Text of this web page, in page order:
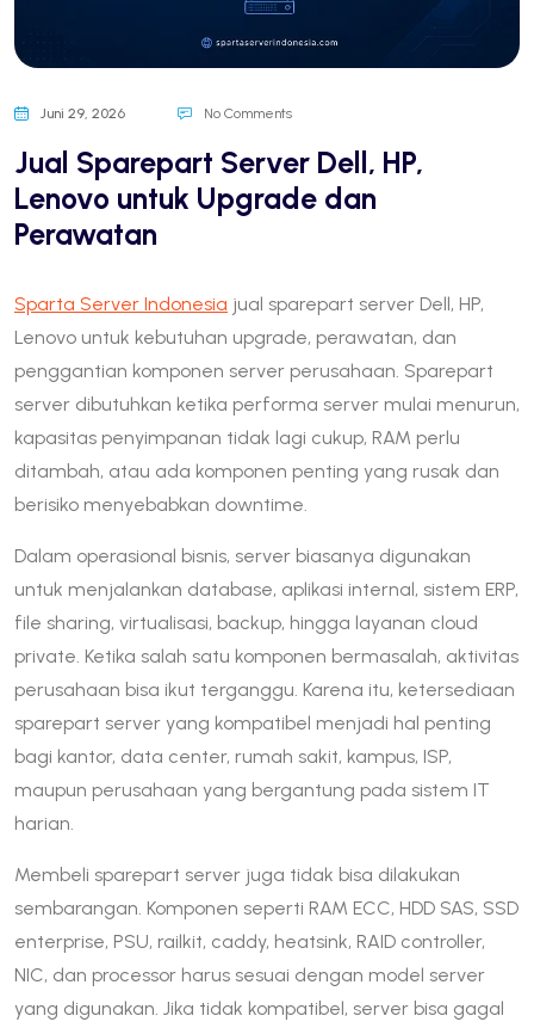
Juni 29, 2026 No Comments
Jual Sparepart Server Dell, HP,
Lenovo untuk Upgrade dan
Perawatan
Sparta Server Indonesia jual sparepart server Dell, HP,
Lenovo untuk kebutuhan upgrade, perawatan, dan
penggantian komponen server perusahaan. Sparepart
server dibutuhkan ketika performa server mulai menurun,
kapasitas penyimpanan tidak lagi cukup, RAM perlu
ditambah, atau ada komponen penting yang rusak dan
berisiko menyebabkan downtime.
Dalam operasional bisnis, server biasanya digunakan
untuk menjalankan database, aplikasi internal, sistem ERP,
file sharing, virtualisasi, backup, hingga layanan cloud
private. Ketika salah satu komponen bermasalah, aktivitas
perusahaan bisa ikut terganggu. Karena itu, ketersediaan
sparepart server yang kompatibel menjadi hal penting
bagi kantor, data center, rumah sakit, kampus, ISP,
maupun perusahaan yang bergantung pada sistem IT
harian.
Membeli sparepart server juga tidak bisa dilakukan
sembarangan. Komponen seperti RAM ECC, HDD SAS, SSD
enterprise, PSU, railkit, caddy, heatsink, RAID controller,
NIC, dan processor harus sesuai dengan model server
yang digunakan. Jika tidak kompatibel, server bisa gagal